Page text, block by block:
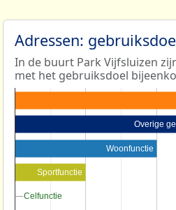
Adressen:
In de buurt Park Vijfsluizen
met het gebruiksdoel
Overige
Woonfunctie
Sportfunctie
Celfunctie
Celfunctie